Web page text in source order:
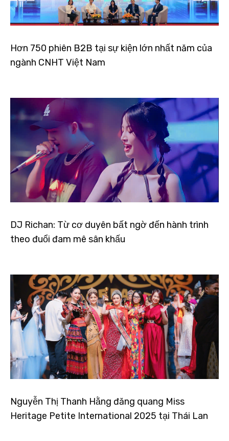
Hơn 750 phiên B2B tại sự kiện lớn nhất năm của
ngành CNHT Việt Nam
DJ Richan: Từ cơ duyên bất ngờ đến hành trình
theo đuổi đam mê sân khấu
Nguyễn Thị Thanh Hằng đăng quang Miss
Heritage Petite International 2025 tại Thái Lan